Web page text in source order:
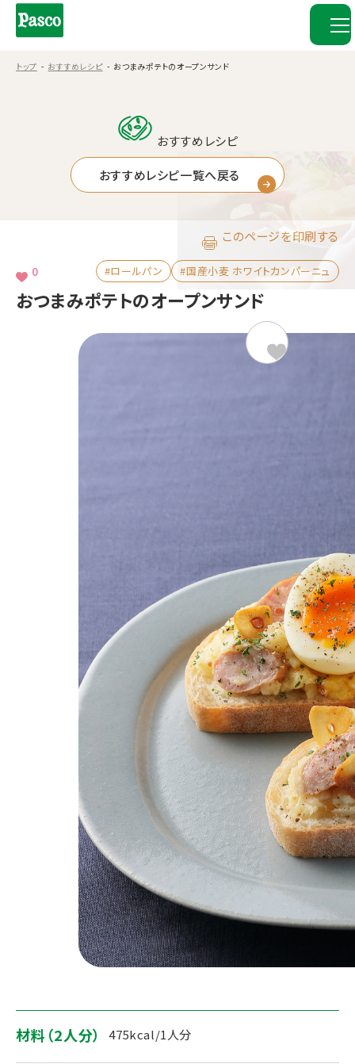
トップ おすすめレシピ おつまみポテトのオープンサンド
おすすめレシピ
おすすめレシピ一覧へ戻る
おつまみポテトのオープンサンド
0 #ロールパン #国産小麦 ホワイトカンパーニュ
このページを印刷する
材料（2人分） 475kcal/1人分